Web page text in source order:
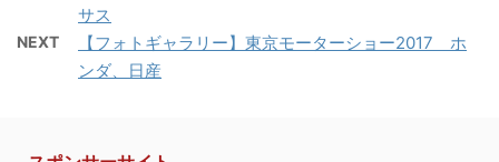
サス
NEXT
【フォトギャラリー】東京モーターショー2017 ホ
ンダ、日産